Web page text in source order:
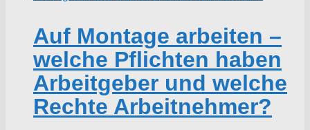
Auf Montage arbeiten –
welche Pflichten haben
Arbeitgeber und welche
Rechte Arbeitnehmer?